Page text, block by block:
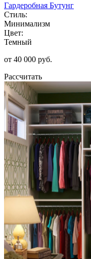
Гардеробная Бутунг
Стиль:
Минимализм
Цвет:
Темный
от 40 000 руб.
Рассчитать